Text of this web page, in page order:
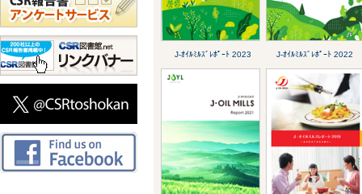
J-ｵｲﾙﾐﾙｽﾞﾚﾎﾟｰﾄ 2023 J-ｵｲﾙﾐﾙｽﾞﾚﾎﾟｰﾄ 2022